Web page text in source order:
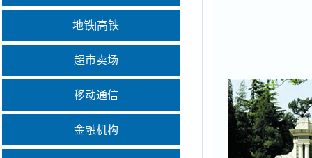
地铁|高铁
超市卖场
移动通信
金融机构